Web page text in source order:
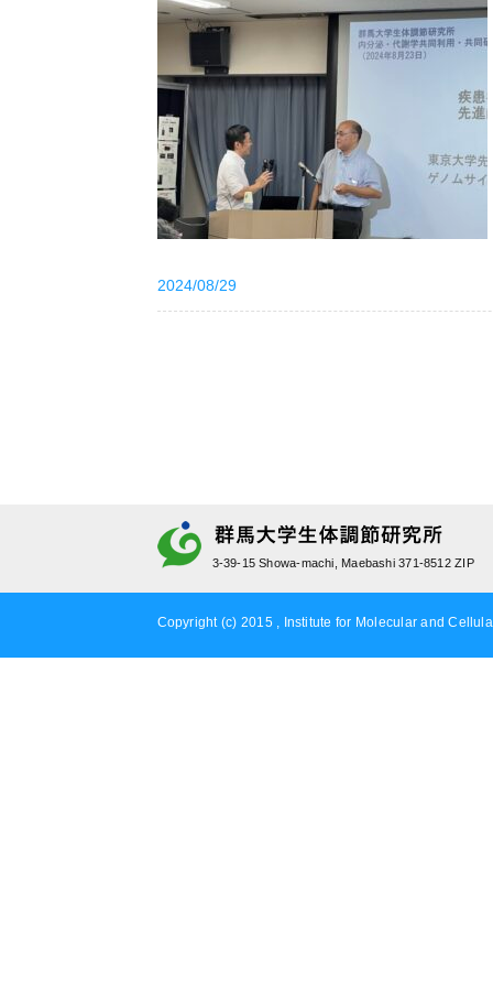
2024/08/29
3-39-15 Showa-machi, Maebashi 371-8512 ZIP
Copyright (c) 2015 , Institute for Molecular and